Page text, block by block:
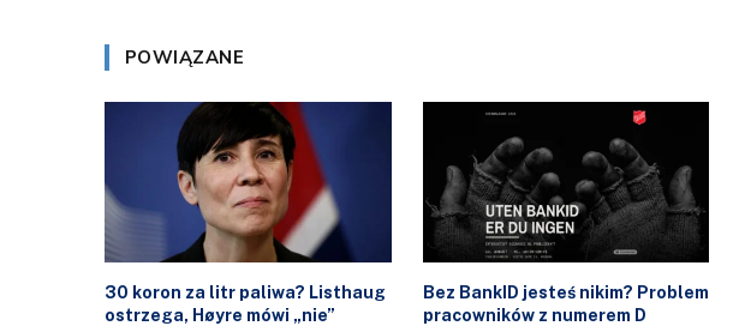
POWIĄZANE
30 koron za litr paliwa? Listhaug
ostrzega, Høyre mówi „nie”
Bez BankID jesteś nikim? Problem
pracowników z numerem D